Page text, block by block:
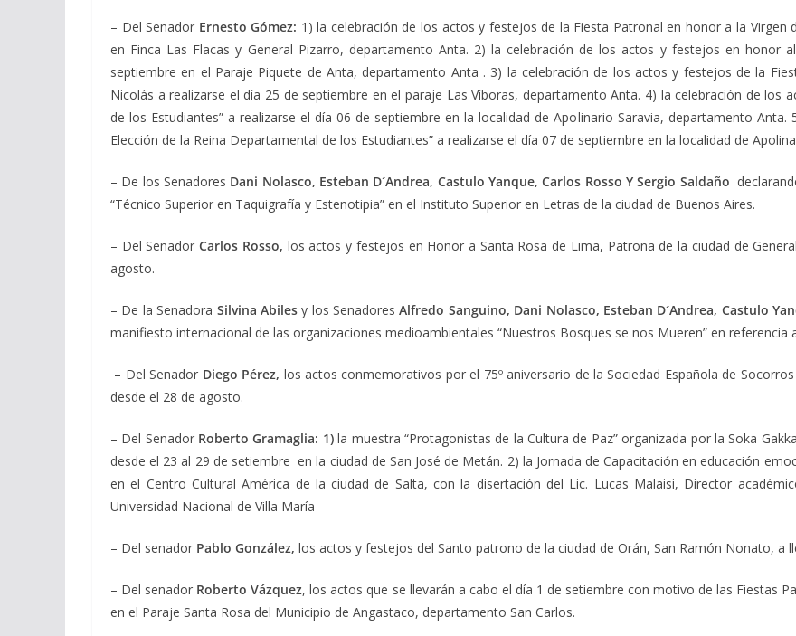
– Del Senador Ernesto Gómez: 1) la celebración de los actos y festejos de la Fiesta Patronal en honor a la Virgen
en Finca Las Flacas y General Pizarro, departamento Anta. 2) la celebración de los actos y festejos en honor
septiembre en el Paraje Piquete de Anta, departamento Anta . 3) la celebración de los actos y festejos de la
Nicolás a realizarse el día 25 de septiembre en el paraje Las Víboras, departamento Anta. 4) la celebración de los
de los Estudiantes” a realizarse el día 06 de septiembre en la localidad de Apolinario Saravia, departamento Anta.
Elección de la Reina Departamental de los Estudiantes” a realizarse el día 07 de septiembre en la localidad de
– De los Senadores Dani Nolasco, Esteban D´Andrea, Castulo Yanque, Carlos Rosso Y Sergio Saldaño
“Técnico Superior en Taquigrafía y Estenotipia” en el Instituto Superior en Letras de la ciudad de Buenos Aires.
– Del Senador Carlos Rosso, los actos y festejos en Honor a Santa Rosa de Lima, Patrona de la ciudad de
agosto.
– De la Senadora Silvina Abilesy los Senadores Alfredo Sanguino, Dani Nolasco, Esteban D´Andrea, Castulo
manifiesto internacional de las organizaciones medioambientales “Nuestros Bosques se nos Mueren” en
– Del Senador Diego Pérez, los actos conmemorativos por el 75º aniversario de la Sociedad Española de
desde el 28 de agosto.
– Del Senador Roberto Gramaglia: 1)la muestra “Protagonistas de la Cultura de Paz” organizada por la Soka
desde el 23 al 29 de setiembre en la ciudad de San José de Metán. 2) la Jornada de Capacitación en educación
en el Centro Cultural América de la ciudad de Salta, con la disertación del Lic. Lucas Malaisi, Director
Universidad Nacional de Villa María
– Del senador Pablo González, los actos y festejos del Santo patrono de la ciudad de Orán, San Ramón Nonato, a
– Del senador Roberto Vázquez, los actos que se llevarán a cabo el día 1 de setiembre con motivo de las Fiestas
en el Paraje Santa Rosa del Municipio de Angastaco, departamento San Carlos.